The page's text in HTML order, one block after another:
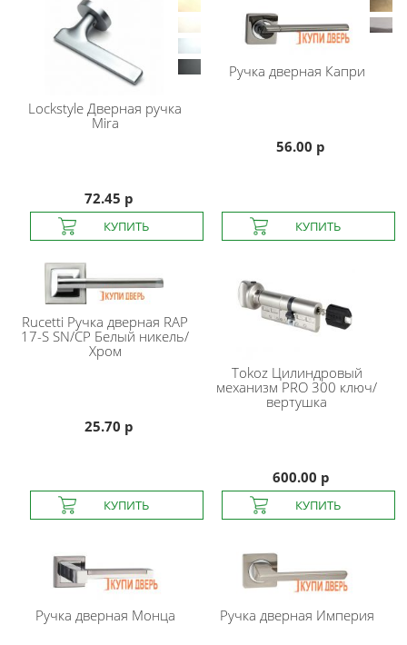
Lockstyle Дверная ручка
Mira
72.45 р
Ручка дверная Капри
56.00 р
Rucetti Ручка дверная RAP
17-S SN/CP Белый никель/
Хром
25.70 р
TokozЦилиндровый
механизм PRO 300 ключ/
вертушка
600.00 р
Ручка дверная Монца Ручка дверная Империя